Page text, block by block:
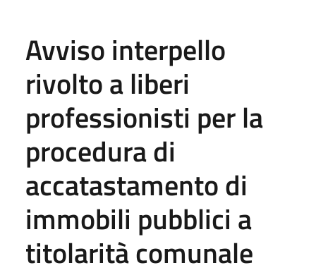
Avviso interpello
rivolto a liberi
professionisti per la
procedura di
accatastamento di
immobili pubblici a
titolarità comunale